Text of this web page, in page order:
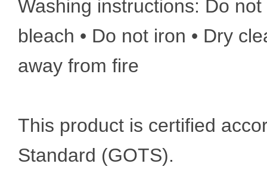
Washing instructions: Do
bleach • Do not iron • Dry
away from fire
This product is certified
Standard (GOTS).